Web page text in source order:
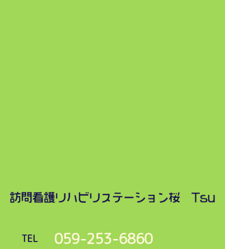
TEL 059-253-6860